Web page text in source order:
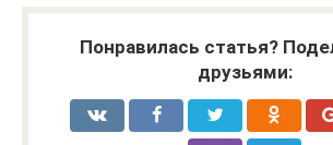
Понравилась статья?
друзьями: